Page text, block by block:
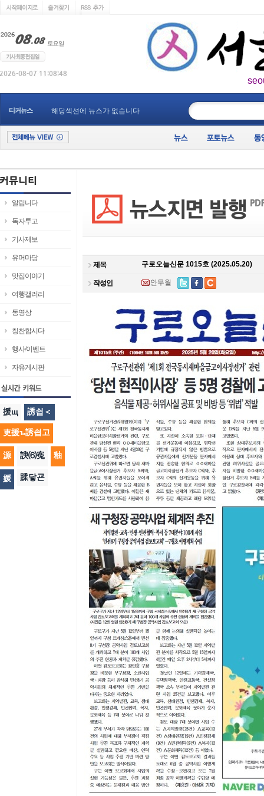
티커뉴스 해당섹션에 뉴스가 없습니다
알립니다
독자투고
기사제보
유머마당
맛집이야기
여행갤러리
동영상
칭찬합시다
행사/이벤트
자유게시판
援щ 誘쇱＜
吏援ъ誘쇱고
源 諛⑹寃 釉
媛 蹂닿굔
제목 구로오늘신문 1015호 (2025.05.20)
작성인 안무월